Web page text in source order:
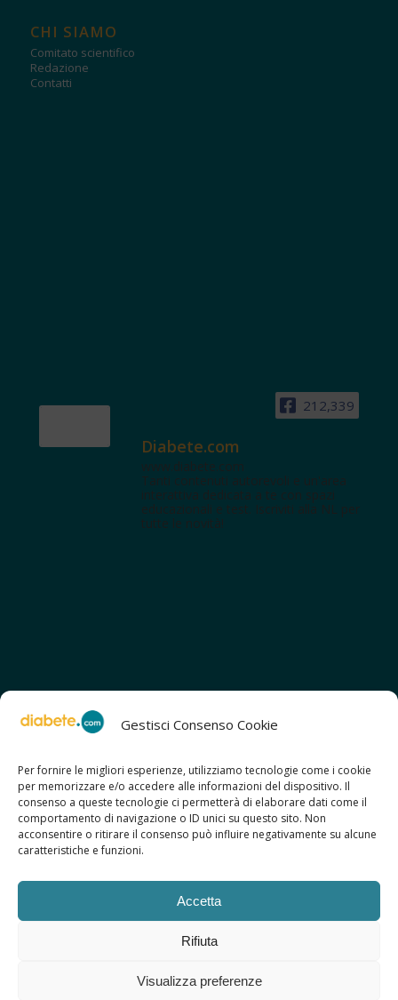
Gestisci Consenso Cookie
Per fornire le migliori esperienze, utilizziamo tecnologie come i cookie
per memorizzare e/o accedere alle informazioni del dispositivo. Il
consenso a queste tecnologie ci permetterà di elaborare dati come il
comportamento di navigazione o ID unici su questo sito. Non
acconsentire o ritirare il consenso può influire negativamente su alcune
caratteristiche e funzioni.
Accetta
Rifiuta
Visualizza preferenze
CHI SIAMO
Comitato scientifico
Redazione
Contatti
212,339
Diabete.com
www.diabete.com
Tanti contenuti autorevoli e un'area
interattiva dedicata a te con spazi
educazionali e test. Iscriviti alla NL per
tutte le novità!
SCOPRI ANCHE:
> ilmiodiabete.com
> casadiabete.it
> digitaldiabetes.srl
> obesitalia.com
© 2026 Copyright - Diabete.com